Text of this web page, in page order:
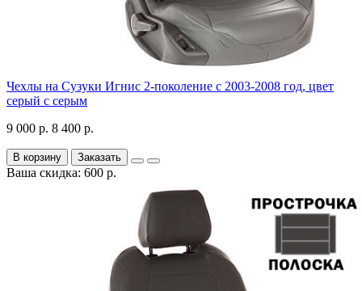
Чехлы на Сузуки Игнис 2-поколение с 2003-2008 год, цвет
серый с серым
9 000 р. 8 400 р.
В корзину Заказать
Ваша скидка: 600 р.